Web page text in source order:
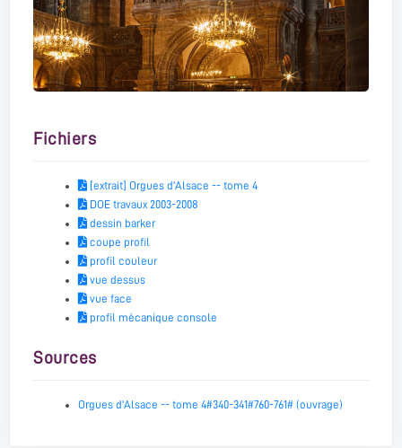
Fichiers
[extrait] Orgues d'Alsace -- tome 4
DOE travaux 2003-2008
dessin barker
coupe profil
profil couleur
vue dessus
vue face
profil mécanique console
Sources
Orgues d'Alsace -- tome 4#340-341#760-761# (ouvrage)